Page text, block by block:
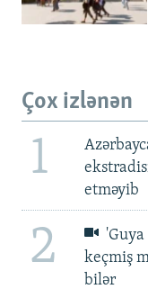
Çox izlənən
1
etməyib
2
keçmiş
bilər